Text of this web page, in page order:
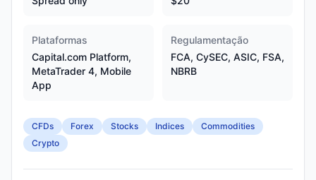
Plataformas
Capital.com Platform,
MetaTrader 4, Mobile
App
Regulamentação
FCA, CySEC, ASIC, FSA,
NBRB
CFDs Forex Stocks Indices
Commodities
Crypto